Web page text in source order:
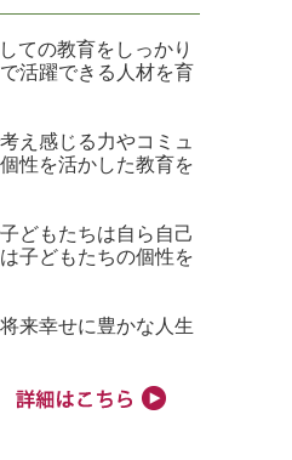
の教育をしっかり
活躍できる人材を育
え感じる力やコミュ
性を活かした教育を
どもたちは自ら自己
子どもたちの個性を
来幸せに豊かな人生